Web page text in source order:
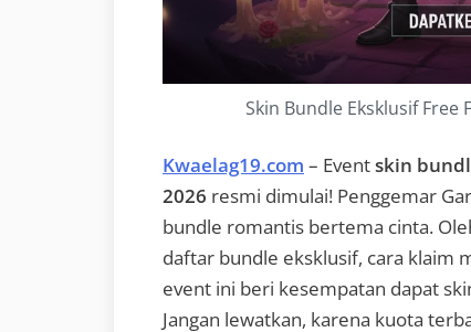
Skin Bundle Eksklusif Free
Kwaelag19.com – Eventskin
2026 resmi dimulai! Penggemar
bundle romantis bertema cinta.
daftar bundle eksklusif, cara klaim
event ini beri kesempatan dapat
Jangan lewatkan, karena kuota